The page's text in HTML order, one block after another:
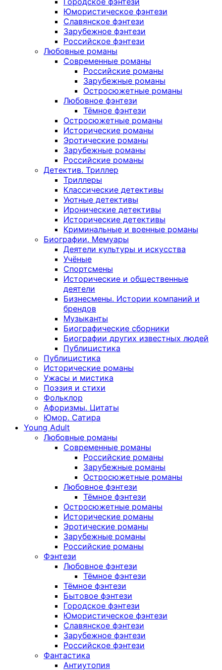
Юмористическое фэнтези
Славянское фэнтези
Зарубежное фэнтези
Российское фэнтези
Любовные романы
Современные романы
Российские романы
Зарубежные романы
Остросюжетные романы
Любовное фэнтези
Тёмное фэнтези
Остросюжетные романы
Исторические романы
Эротические романы
Зарубежные романы
Российские романы
Детектив. Триллер
Триллеры
Классические детективы
Уютные детективы
Иронические детективы
Исторические детективы
Криминальные и военные романы
Биографии. Мемуары
Деятели культуры и искусства
Учёные
Спортсмены
Исторические и общественные
деятели
Бизнесмены. Истории компаний и
брендов
Музыканты
Биографические сборники
Биографии других известных людей
Публицистика
Публицистика
Исторические романы
Ужасы и мистика
Поэзия и стихи
Фольклор
Афоризмы. Цитаты
Юмор. Сатира
Young Adult
Любовные романы
Современные романы
Российские романы
Зарубежные романы
Остросюжетные романы
Любовное фэнтези
Тёмное фэнтези
Остросюжетные романы
Исторические романы
Эротические романы
Зарубежные романы
Российские романы
Фэнтези
Любовное фэнтези
Тёмное фэнтези
Тёмное фэнтези
Бытовое фэнтези
Городское фэнтези
Юмористическое фэнтези
Славянское фэнтези
Зарубежное фэнтези
Российское фэнтези
Фантастика
Антиутопия